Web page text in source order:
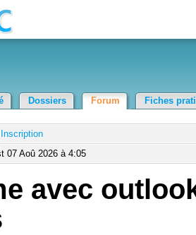
Dossiers Forum Fiches
Inscription
07 Aoû 2026 à 4:05
avec